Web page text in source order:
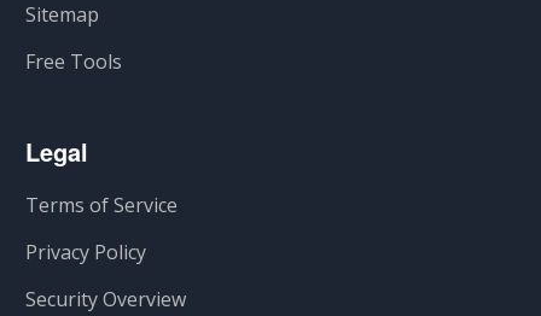
Sitemap
Free Tools
Legal
Terms of Service
Privacy Policy
Security Overview